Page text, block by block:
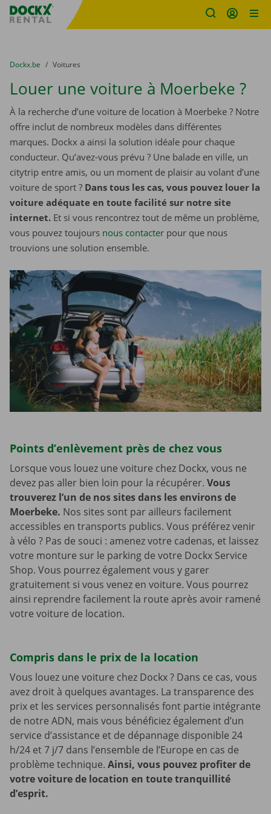
sitename
You are here:
du
Dockx.be to
Voitures
Louer une voiture à Moerbeke ?
À la recherche d’une voiture de location à Moerbeke ? Notre
offre inclut de nombreux modèles dans différentes
marques. Dockx a ainsi la solution idéale pour chaque
conducteur. Qu’avez-vous prévu ? Une balade en ville, un
citytrip entre amis, ou un moment de plaisir au volant d’une
voiture de sport ? Dans tous les cas, vous pouvez louer la
voiture adéquate en toute facilité sur notre site
internet. Et si vous rencontrez tout de même un problème,
vous pouvez toujours nous contacter pour que nous
trouvions une solution ensemble.
Points d’enlèvement près de chez vous
Lorsque vous louez une voiture chez Dockx, vous ne
devez pas aller bien loin pour la récupérer. Vous
trouverez l’un de nos sites dans les environs de
Moerbeke. Nos sites sont par ailleurs facilement
accessibles en transports publics. Vous préférez venir
à vélo ? Pas de souci : amenez votre cadenas, et laissez
votre monture sur le parking de votre Dockx Service
Shop. Vous pourrez également vous y garer
gratuitement si vous venez en voiture. Vous pourrez
ainsi reprendre facilement la route après avoir ramené
votre voiture de location.
Compris dans le prix de la location
Vous louez une voiture chez Dockx ? Dans ce cas, vous
avez droit à quelques avantages. La transparence des
prix et les services personnalisés font partie intégrante
de notre ADN, mais vous bénéficiez également d’un
service d’assistance et de dépannage disponible 24
h/24 et 7 j/7 dans l’ensemble de l’Europe en cas de
problème technique. Ainsi, vous pouvez profiter de
votre voiture de location en toute tranquillité
d’esprit.